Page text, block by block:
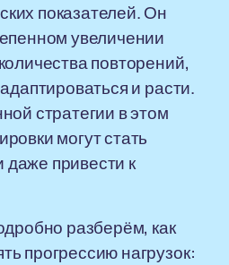
показателей. Он
увеличении
повторений,
и расти.
стратегии в этом
могут стать
привести к
разберём, как
прогрессию нагрузок: